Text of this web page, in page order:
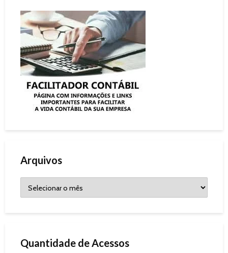
Arquivos
Quantidade de Acessos